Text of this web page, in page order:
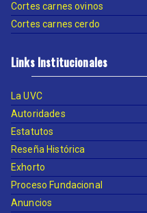
Cortes carnes ovinos
Cortes carnes cerdo
Links Institucionales
La UVC
Autoridades
Estatutos
Reseña Histórica
Exhorto
Proceso Fundacional
Anuncios